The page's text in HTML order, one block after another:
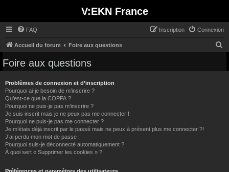
V:EKN France
FAQ Connexion
Inscription
Accueil du forum Foire aux questions
Foire aux questions
Problèmes de connexion et d’inscription
Pourquoi ai-je besoin de m’inscrire ?
Qu’est-ce que la COPPA ?
Pourquoi ne puis-je pas m’inscrire ?
Je suis inscrit mais je ne peux pas me connecter !
Pourquoi ne puis-je pas me connecter ?
Je m’étais déjà inscrit par le passé mais ne peux à présent plus me connecter ?!
J’ai perdu mon mot de passe !
Pourquoi suis-je déconnecté automatiquement ?
À quoi sert « Supprimer les cookies » ?